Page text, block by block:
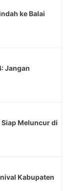
ke Balai
Jangan
Meluncur di
Kabupaten